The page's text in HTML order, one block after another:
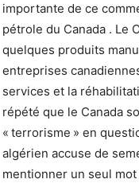
importante de ce
pétrole du Canada . Le
quelques produits
entreprises
services et la
répété que le Canada
« terrorisme » en
algérien accuse de
mentionner un seul